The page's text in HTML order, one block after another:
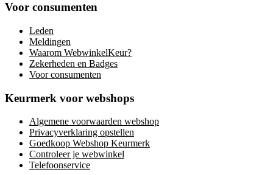
Voor consumenten
Leden
Meldingen
Waarom WebwinkelKeur?
Zekerheden en Badges
Voor consumenten
Keurmerk voor webshops
Algemene voorwaarden webshop
Privacyverklaring opstellen
Goedkoop Webshop Keurmerk
Controleer je webwinkel
Telefoonservice